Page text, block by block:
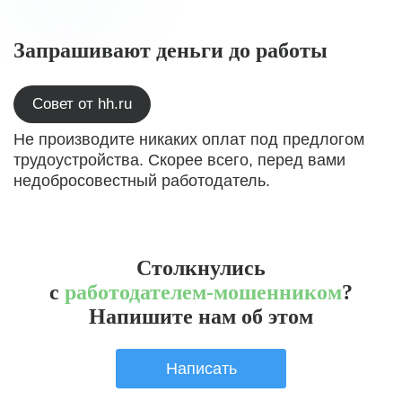
Запрашивают деньги до работы
Совет от hh.ru
Не производите никаких оплат под предлогом
трудоустройства. Скорее всего, перед вами
недобросовестный работодатель.
Столкнулись
с работодателем-мошенником?
Напишите нам об этом
Написать